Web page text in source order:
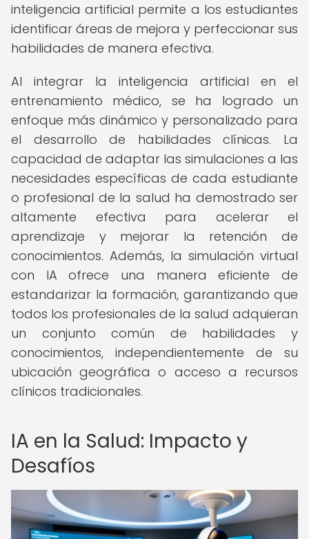
inteligencia artificial permite a los estudiantes
identificar áreas de mejora y perfeccionar sus
habilidades de manera efectiva.
Al integrar la inteligencia artificial en el
entrenamiento médico, se ha logrado un
enfoque más dinámico y personalizado para
el desarrollo de habilidades clínicas. La
capacidad de adaptar las simulaciones a las
necesidades específicas de cada estudiante
o profesional de la salud ha demostrado ser
altamente efectiva para acelerar el
aprendizaje y mejorar la retención de
conocimientos. Además, la simulación virtual
con IA ofrece una manera eficiente de
estandarizar la formación, garantizando que
todos los profesionales de la salud adquieran
un conjunto común de habilidades y
conocimientos, independientemente de su
ubicación geográfica o acceso a recursos
clínicos tradicionales.
IA en la Salud: Impacto y
Desafíos